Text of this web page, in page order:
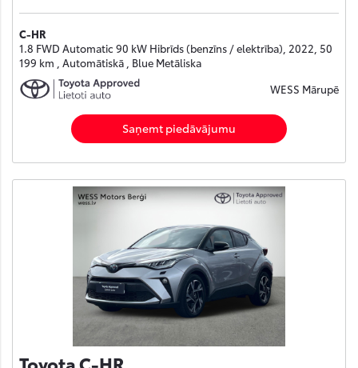
C-HR
1.8 FWD Automatic 90 kW Hibrīds (benzīns / elektrība), 2022, 50
199 km , Automātiskā , Blue Metāliska
WESS Mārupē
Saņemt piedāvājumu